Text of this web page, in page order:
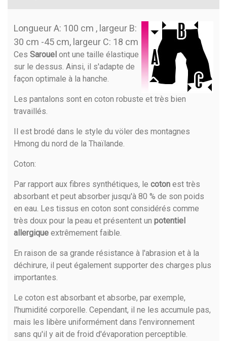
Longueur A: 100 cm , largeur B:
30 cm -45 cm, largeur C: 18 cm
Ces Sarouel ont une taille élastique
sur le dessus. Ainsi, il s'adapte de
façon optimale à la hanche.
Les pantalons sont en coton robuste et très bien
travaillés.
Il est brodé dans le style du völer des montagnes
Hmong du nord de la Thaïlande.
Coton:
Par rapport aux fibres synthétiques, le coton est très
absorbant et peut absorber jusqu'à 80 % de son poids
en eau. Les tissus en coton sont considérés comme
très doux pour la peau et présentent un potentiel
allergique extrêmement faible.
En raison de sa grande résistance à l'abrasion et à la
déchirure, il peut également supporter des charges plus
importantes.
Le coton est absorbant et absorbe, par exemple,
l'humidité corporelle. Cependant, il ne les accumule pas,
mais les libère uniformément dans l'environnement
sans qu'il y ait de froid d'évaporation perceptible.